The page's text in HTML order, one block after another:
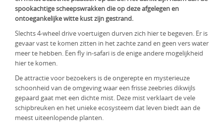
Groepsreis
Uganda
Zambia
Zimbabwe
KLM Preferred Partner
spookachtige scheepswrakken die op deze afgelegen en
ontoegankelijke witte kust zijn gestrand.
Slechts 4-wheel drive voertuigen durven zich hier te begeven. Er is
gevaar vast te komen zitten in het zachte zand en geen vers water
meer te hebben. Een fly in-safari is de enige andere mogelijkheid
hier te komen.
De attractie voor bezoekers is de ongerepte en mysterieuze
schoonheid van de omgeving waar een frisse zeebries dikwijls
gepaard gaat met een dichte mist. Deze mist verklaart de vele
schipbreuken en het unieke ecosysteem dat leven biedt aan de
meest uiteenlopende planten.